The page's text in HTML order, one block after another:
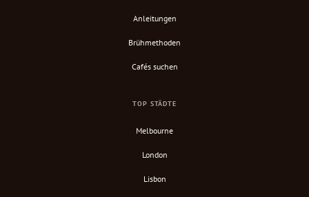
Anleitungen
Brühmethoden
Cafés suchen
TOP STÄDTE
Melbourne
London
Lisbon